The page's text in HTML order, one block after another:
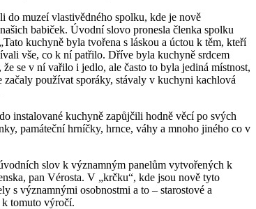
do muzeí vlastivědného spolku, kde je nově
babiček. Úvodní slovo pronesla členka spolku
kuchyně byla tvořena s láskou a úctou k těm, kteří
vše, co k ní patřilo. Dříve byla kuchyně srdcem
se v ní vařilo i jedlo, ale často to byla jediná místnost,
začaly používat sporáky, stávaly v kuchyni kachlová
instalované kuchyně zapůjčili hodně věcí po svých
památeční hrníčky, hrnce, váhy a mnoho jiného co v
slov k významným panelům vytvořených k
pan Vérosta. V „krčku“, kde jsou nově tyto
s významnými osobnostmi a to – starostové a
tomuto výročí.